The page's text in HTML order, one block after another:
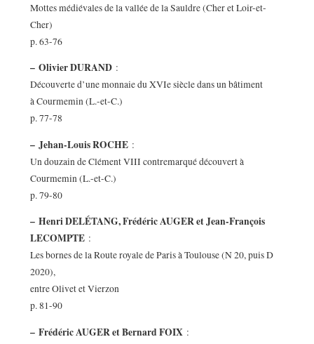
Mottes médiévales de la vallée de la Sauldre (Cher et Loir-et-
Cher)
p. 63-76
– Olivier DURAND:
Découverte d’une monnaie du XVIe siècle dans un bâtiment
à Courmemin (L.-et-C.)
p. 77-78
– Jehan-Louis ROCHE:
Un douzain de Clément VIII contremarqué découvert à
Courmemin (L.-et-C.)
p. 79-80
– Henri DELÉTANG, Frédéric AUGER et Jean-François
LECOMPTE:
Les bornes de la Route royale de Paris à Toulouse (N 20, puis D
2020),
entre Olivet et Vierzon
p. 81-90
– Frédéric AUGER et Bernard FOIX: